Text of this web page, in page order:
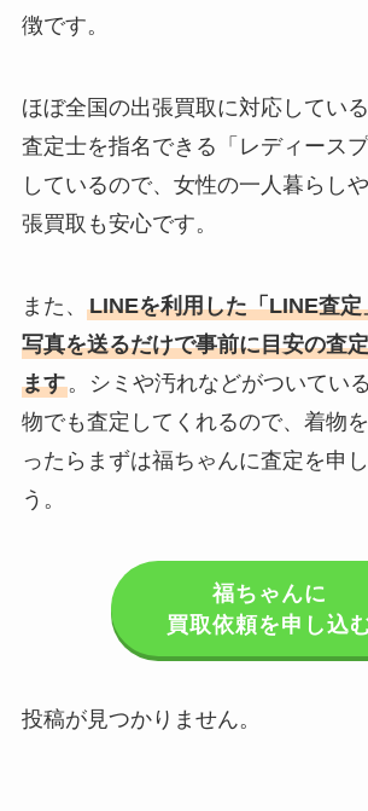
徴です。
ほぼ全国の出張買取に対応してい
査定士を指名できる「レディース
しているので、女性の一人暮らし
張買取も安心です。
また、 LINEを利用した「LINE査
写真を送るだけで事前に目安の査
ます。シミや汚れなどがついてい
物でも査定してくれるので、着物
ったらまずは福ちゃんに査定を申
う。
福ちゃんに
買取依頼を申し込
投稿が見つかりません。